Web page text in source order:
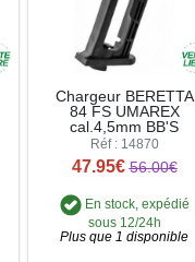
Chargeur BERETTA
84 FS UMAREX
cal.4,5mm BB'S
Réf : 14870
47.95€ 56.00€
En stock, expédié
sous 12/24h
Plus que 1 disponible